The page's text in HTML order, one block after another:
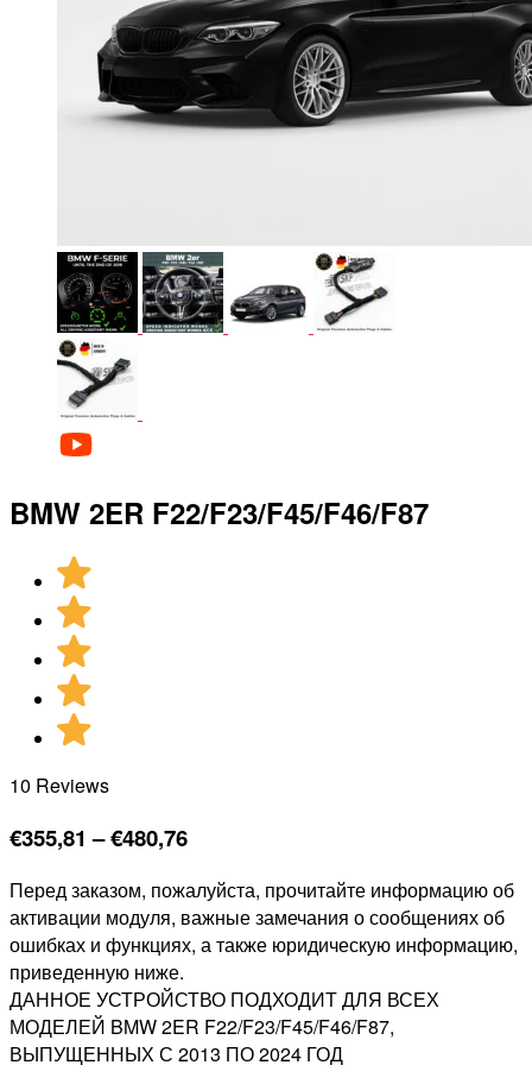
BMW 2ER F22/F23/F45/F46/F87
10 Reviews
€355,81 –€480,76Диапазон
€355,81
–
€480,76
Перед заказом, пожалуйста, прочитайте информацию об
активации модуля, важные замечания о сообщениях об
ошибках и функциях, а также юридическую информацию,
приведенную ниже.
ДАННОЕ УСТРОЙСТВО ПОДХОДИТ ДЛЯ ВСЕХ
МОДЕЛЕЙ BMW 2ER F22/F23/F45/F46/F87,
ВЫПУЩЕННЫХ С 2013 ПО 2024 ГОД